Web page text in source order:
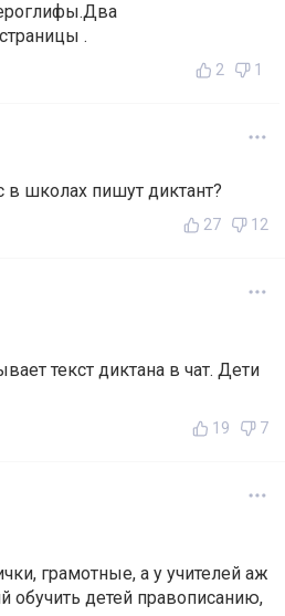
.
2 1
в школах пишут диктант?
27 12
текст диктана в чат. Дети
19 7
грамотные, а у учителей аж
обучить детей правописанию,